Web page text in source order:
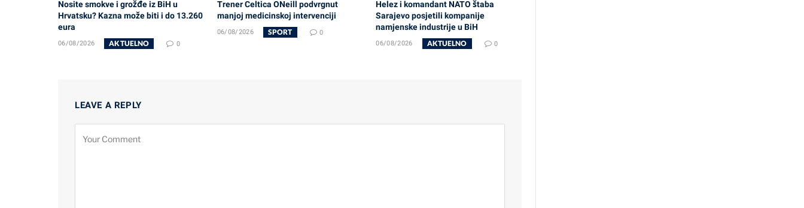
Nosite smokve i grožđe iz BiH u
Hrvatsku? Kazna može biti i do 13.260
eura
06/08/2026 AKTUELNO 0
Trener Celtica ONeill podvrgnut
manjoj medicinskoj intervenciji
06/08/2026 SPORT 0
Helez i komandant NATO štaba
Sarajevo posjetili kompanije
namjenske industrije u BiH
06/08/2026 AKTUELNO 0
LEAVE A REPLY